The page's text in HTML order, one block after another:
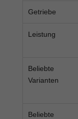
Getriebe
Leistung
Beliebte
Varianten
Beliebte